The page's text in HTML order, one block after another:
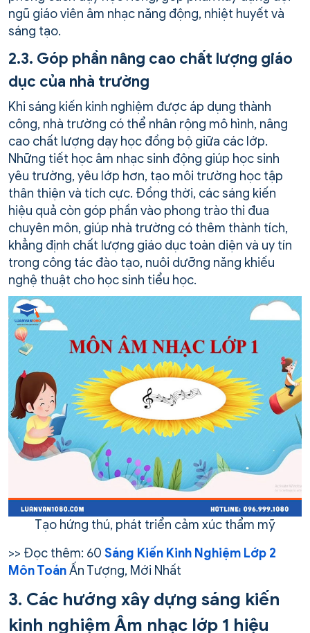
ngũ giáo viên âm nhạc năng động, nhiệt huyết và
sáng tạo.
2.3. Góp phần nâng cao chất lượng giáo
dục của nhà trường
Khi sáng kiến kinh nghiệm được áp dụng thành
công, nhà trường có thể nhân rộng mô hình, nâng
cao chất lượng dạy học đồng bộ giữa các lớp.
Những tiết học âm nhạc sinh động giúp học sinh
yêu trường, yêu lớp hơn, tạo môi trường học tập
thân thiện và tích cực. Đồng thời, các sáng kiến
hiệu quả còn góp phần vào phong trào thi đua
chuyên môn, giúp nhà trường có thêm thành tích,
khẳng định chất lượng giáo dục toàn diện và uy tín
trong công tác đào tạo, nuôi dưỡng năng khiếu
nghệ thuật cho học sinh tiểu học.
Tạo hứng thú, phát triển cảm xúc thẩm mỹ
>> Đọc thêm: 60 Sáng Kiến Kinh Nghiệm Lớp 2
Môn ToánẤn Tượng, Mới Nhất
3. Các hướng xây dựng sáng kiến
kinh nghiệm Âm nhạc lớp 1 hiệu